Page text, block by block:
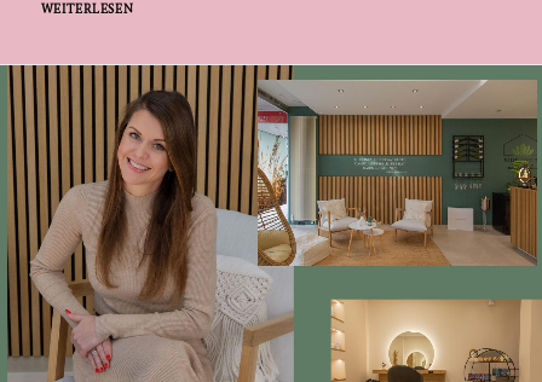
WEITERLESEN